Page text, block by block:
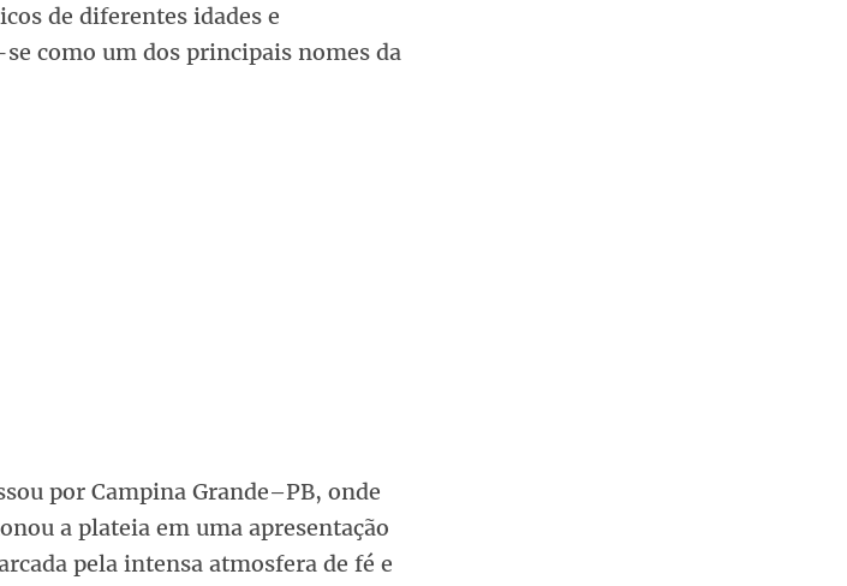
de diferentes idades e
como um dos principais nomes da
por Campina Grande–PB, onde
a plateia em uma apresentação
pela intensa atmosfera de fé e